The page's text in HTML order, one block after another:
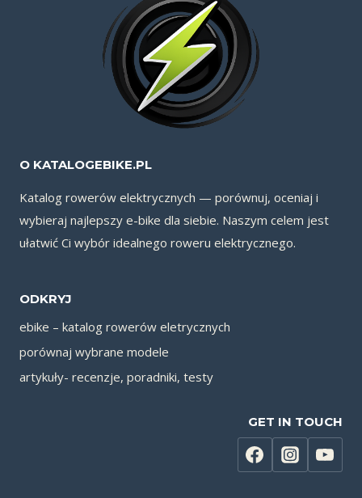
O KATALOGEBIKE.PL
Katalog rowerów elektrycznych — porównuj, oceniaj i
wybieraj najlepszy e-bike dla siebie. Naszym celem jest
ułatwić Ci wybór idealnego roweru elektrycznego.
ODKRYJ
ebike – katalog rowerów eletrycznych
porównaj wybrane modele
artykuły- recenzje, poradniki, testy
GET IN TOUCH